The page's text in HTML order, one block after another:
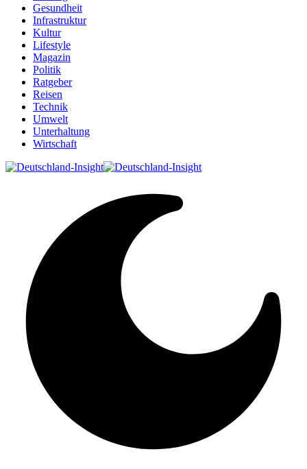
Gesundheit
Infrastruktur
Kultur
Lifestyle
Magazin
Politik
Ratgeber
Reisen
Technik
Umwelt
Unterhaltung
Wirtschaft